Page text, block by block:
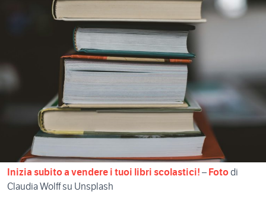
Inizia subito a vendere i tuoi libri scolastici! – Fotodi
Claudia Wolff su Unsplash